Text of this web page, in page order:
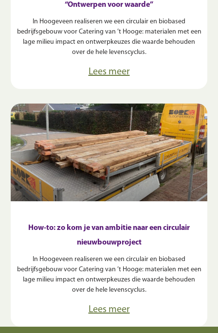
“Ontwerpen voor waarde”
In Hoogeveen realiseren we een circulair en biobased
bedrijfsgebouw voor Catering van ’t Hooge: materialen met een
lage milieu impact en ontwerpkeuzes die waarde behouden
over de hele levenscyclus.
Lees meer
How-to: zo kom je van ambitie naar een circulair
nieuwbouwproject
In Hoogeveen realiseren we een circulair en biobased
bedrijfsgebouw voor Catering van ’t Hooge: materialen met een
lage milieu impact en ontwerpkeuzes die waarde behouden
over de hele levenscyclus.
Lees meer